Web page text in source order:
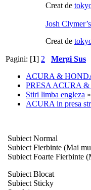
Creat de
Josh
Creat de
Pagini: [1] 2
Mergi Sus
ACURA &
PRESA ACURA
Stiri limba engleza »
ACURA in presa
Subiect Normal
Subiect Fierbinte (Mai
Subiect Foarte Fierbinte
Subiect Blocat
Subiect Sticky